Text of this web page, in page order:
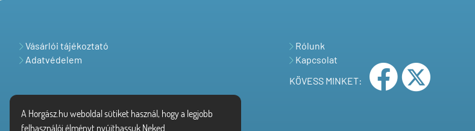
A Horgász.hu weboldal sütiket használ, hogy a legjobb
felhasználói élményt nyújthassuk Neked.
Vásárlói tájékoztató
Adatvédelem
Rólunk
Kapcsolat
KÖVESS MINKET: